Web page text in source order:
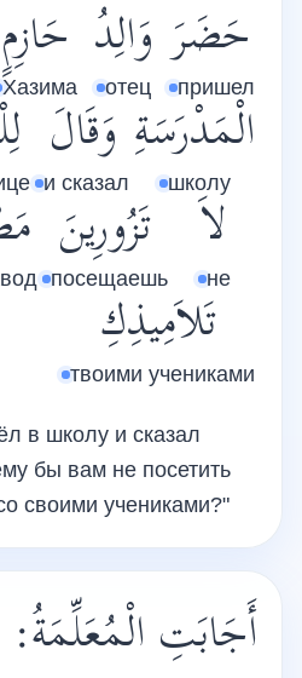
حَضَرَ
пришел
وَالِدُ
отец
حَازِمٍ
Хазима
الْمَدْرَسَةِ
школу
وَقَالَ
и сказал
لاَ
не
تَزُورِينَ
посещаешь
تَلاَمِيذِكِ
твоими учениками
в школу и сказал
бы вам не посетить
своими учениками?"
أَجَابَتِ